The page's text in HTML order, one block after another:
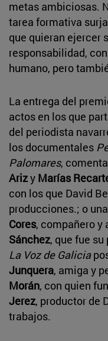
metas ambiciosas.
tarea formativa
que quieran ejercer
responsabilidad,
humano, pero
La entrega del
actos en los que
del periodista
los documentales
Palomares,
Arizy Marías
con los que David
producciones.; o
Cores, compañero y
Sánchez, que fue
La Voz de Galicia
Junquera, amiga y
Morán, con quien
Jerez, productor de
trabajos.